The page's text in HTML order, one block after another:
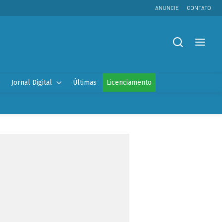
ANUNCIE CONTATO
Jornal Digital Últimas Licenciamento